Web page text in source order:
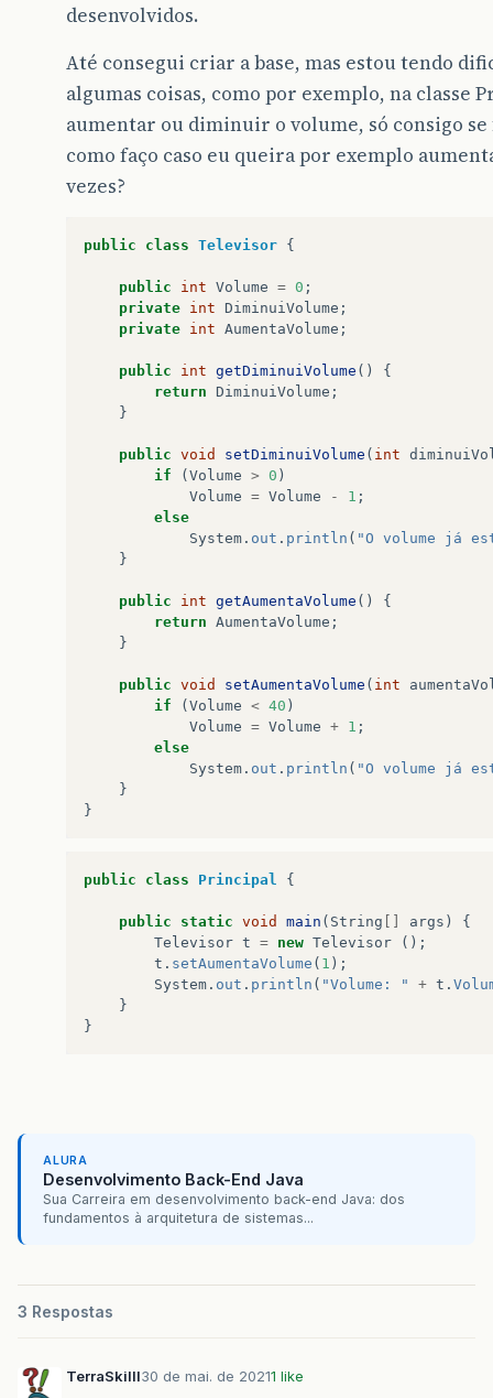
desenvolvidos.
Até consegui criar a base, mas estou tendo
algumas coisas, como por exemplo, na classe
aumentar ou diminuir o volume, só consigo
como faço caso eu queira por exemplo
vezes?
public class Televisor {
public int Volume = 0 ;
private int DiminuiVolume ;
private int AumentaVolume ;
public int getDiminuiVolume ()
{
return DiminuiVolume ;
}
public void setDiminuiVolume ( int
if
( Volume > 0 )
Volume = Volume - 1 ;
else
System . out . println ( "O volume já
}
public int getAumentaVolume ()
{
return AumentaVolume ;
}
public void setAumentaVolume ( int
if
( Volume < 40 )
Volume = Volume + 1 ;
else
System . out . println ( "O volume já
}
}
public class Principal {
public static void main ( String args )
{
Televisor t = new Televisor
();
t . setAumentaVolume ( 1 );
System . out . println ( "Volume: " + t .
}
}
ALURA
Desenvolvimento Back-End Java
Sua Carreira em desenvolvimento back-end Java: dos
fundamentos à arquitetura de sistemas...
3 Respostas
TerraSkilll30 de mai. de 20211 like